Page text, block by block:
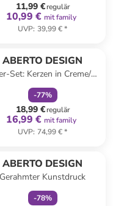
11,99 €regulär
10,99 € mit family
UVP: 39,99 €*
ABERTO DESIGN
Set: Kerzen in Creme/
Grün/ Rot
-77%
18,99 €regulär
16,99 € mit family
UVP: 74,99 €*
ABERTO DESIGN
Gerahmter Kunstdruck
-78%